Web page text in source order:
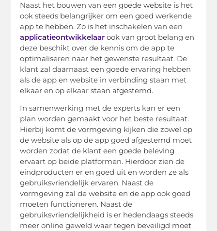
Naast het bouwen van een goede website is het
ook steeds belangrijker om een goed werkende
app te hebben. Zo is het inschakelen van een
applicatieontwikkelaar ook van groot belang en
deze beschikt over de kennis om de app te
optimaliseren naar het gewenste resultaat. De
klant zal daarnaast een goede ervaring hebben
als de app en website in verbinding staan met
elkaar en op elkaar staan afgestemd.
In samenwerking met de experts kan er een
plan worden gemaakt voor het beste resultaat.
Hierbij komt de vormgeving kijken die zowel op
de website als op de app goed afgestemd moet
worden zodat de klant een goede beleving
ervaart op beide platformen. Hierdoor zien de
eindproducten er en goed uit en worden ze als
gebruiksvriendelijk ervaren. Naast de
vormgeving zal de website en de app ook goed
moeten functioneren. Naast de
gebruiksvriendelijkheid is er hedendaags steeds
meer online geweld waar tegen beveiligd moet